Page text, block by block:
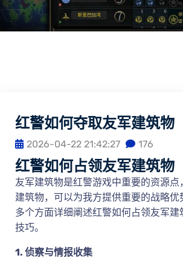
红警如何夺取友军建筑物
2026-04-22 21:42:27 176
红警如何占领友军建筑物
友军建筑物是红警游戏中重要的资源点
建筑物，可以为我方提供重要的战略优
多个方面详细阐述红警如何占领友军建
技巧。
1. 侦察与情报收集